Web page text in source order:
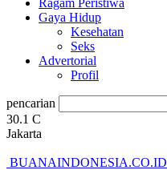
Ragam Peristiwa
Gaya Hidup
Kesehatan
Seks
Advertorial
Profil
pencarian
30.1 C
Jakarta
BUANAINDONESIA.CO.ID